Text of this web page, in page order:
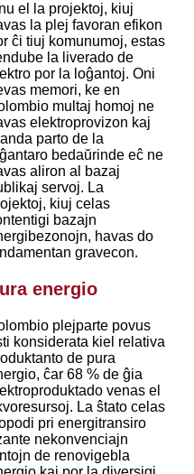
el la projektoj, kiuj
la plej favoran efikon
ĉi tiuj komunumoj, estas
la liverado de
por la loĝantoj. Oni
memori, ke en
multaj homoj ne
elektroprovizon kaj
parto de la
bedaŭrinde eĉ ne
aliron al bazaj
servoj. La
kiuj celas
bazajn
havas do
gravecon.
energio
plejparte povus
konsiderata kiel relativa
de pura
ĉar 68 % de ĝia
venas el
La ŝtato celas
pri energitransiro
nekonvenciajn
de renovigebla